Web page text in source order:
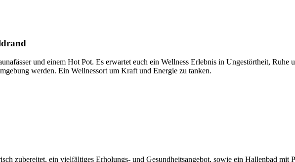
und einem Hot Pot. Es erwartet euch ein Wellness Erlebnis in Ungestörtheit,
werden. Ein Wellnessort um Kraft und Energie zu tanken.
zubereitet, ein vielfältiges Erholungs- und Gesundheitsangebot, sowie ein Hallenbad mit